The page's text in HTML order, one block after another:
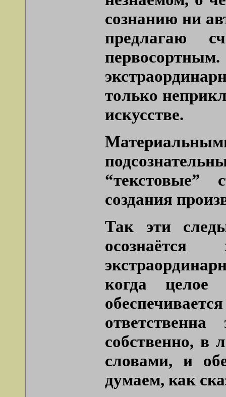
сознанию ни
предлагаю
только
искусстве.
“текстовые”
создания
Так эти
когда
собственно, в
словами, и
думаем, как